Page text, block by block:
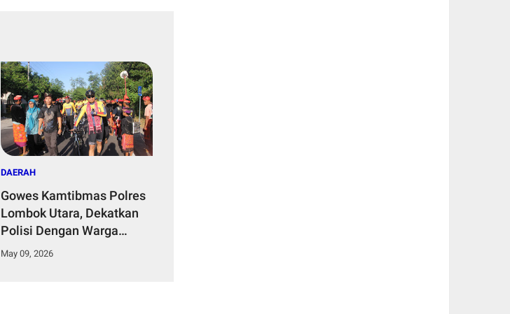
DAERAH
Gowes Kamtibmas Polres
Lombok Utara, Dekatkan
Polisi Dengan Warga
Bayan
May 09, 2026